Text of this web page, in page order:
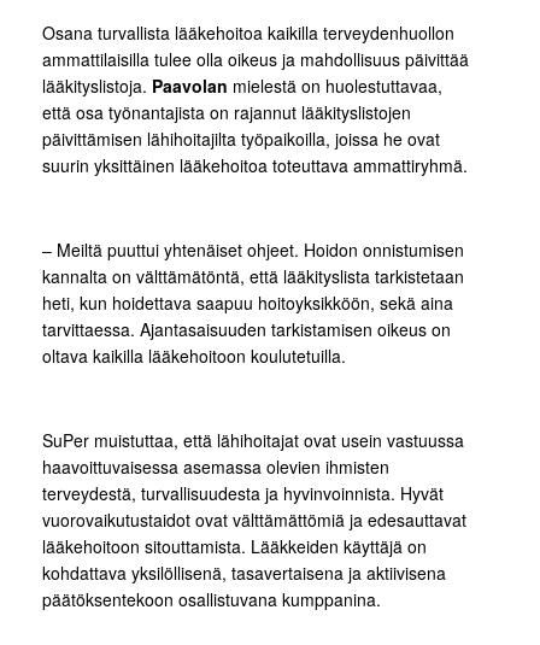
Osana turvallista lääkehoitoa kaikilla terveydenhuollon
ammattilaisilla tulee olla oikeus ja mahdollisuus päivittää
lääkityslistoja. Paavolan mielestä on huolestuttavaa,
että osa työnantajista on rajannut lääkityslistojen
päivittämisen lähihoitajilta työpaikoilla, joissa he ovat
suurin yksittäinen lääkehoitoa toteuttava ammattiryhmä.
– Meiltä puuttui yhtenäiset ohjeet. Hoidon onnistumisen
kannalta on välttämätöntä, että lääkityslista tarkistetaan
heti, kun hoidettava saapuu hoitoyksikköön, sekä aina
tarvittaessa. Ajantasaisuuden tarkistamisen oikeus on
oltava kaikilla lääkehoitoon koulutetuilla.
SuPer muistuttaa, että lähihoitajat ovat usein vastuussa
haavoittuvaisessa asemassa olevien ihmisten
terveydestä, turvallisuudesta ja hyvinvoinnista. Hyvät
vuorovaikutustaidot ovat välttämättömiä ja edesauttavat
lääkehoitoon sitouttamista. Lääkkeiden käyttäjä on
kohdattava yksilöllisenä, tasavertaisena ja aktiivisena
päätöksentekoon osallistuvana kumppanina.